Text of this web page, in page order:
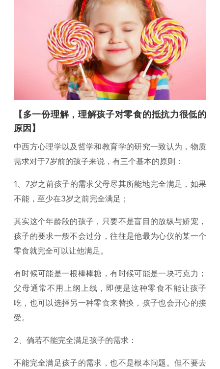
【多一份理解，理解孩子对零食的抵抗力很低的
原因】
中西方心理学以及哲学和教育学的研究一致认为，物质
需求对于7岁前的孩子来说，有三个基本的原则：
1、7岁之前孩子的需求父母尽其所能地完全满足，如果
不能，至少在3岁之前完全满足；
其实这个年龄段的孩子，只要不是盲目的放纵与娇宠，
孩子的要求一般不会过分，往往是他最为心仪的某一个
零食就完全可以让他满足。
有时候可能是一根棒棒糖，有时候可能是一块巧克力；
父母通常不用上纲上线，即便是这种零食不能让孩子
吃，也可以选择另一种零食来替换，孩子也会开心的接
受。
2、倘若不能完全满足孩子的需求：
不能完全满足孩子的需求，也不是根本问题。但不要去